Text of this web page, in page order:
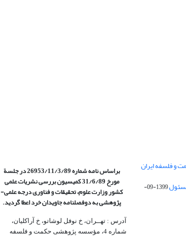
و فلسفه ایران
1399-09-
براساس نامه شماره 26953/11/3/89 در جلسة
مورخ 31/6/89 کمیسیون
بررسی نشریات علمی
کشور وزارت علوم، تحقیقات و فناوری درجه علمی‌-
پژوهشیبه دوفصلنامه جاویدان خرد اعطا گردید.
آدرس : تهــران، خ نوفل لوشاتو، خ آراکلیان،
شماره 4،‌ مؤسسه پژوهشی حکمت و فلسفه